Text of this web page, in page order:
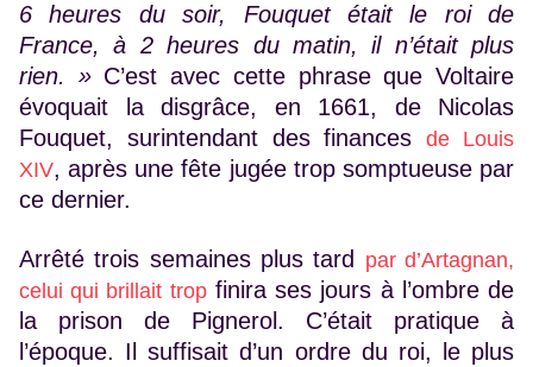
6 heures du soir, Fouquet était le roi de
France, à 2 heures du matin, il n’était plus
rien. »C’est avec cette phrase que Voltaire
évoquait la disgrâce, en 1661, de Nicolas
Fouquet, surintendant des financesde Louis
XIV, après une fête jugée trop somptueuse par
ce dernier.
Arrêté trois semaines plus tard
par d’Artagnan,
celui qui brillait tropfinira ses jours à l’ombre de
la prison de Pignerol. C’était pratique à
l’époque. Il suffisait d’un ordre du roi, le plus